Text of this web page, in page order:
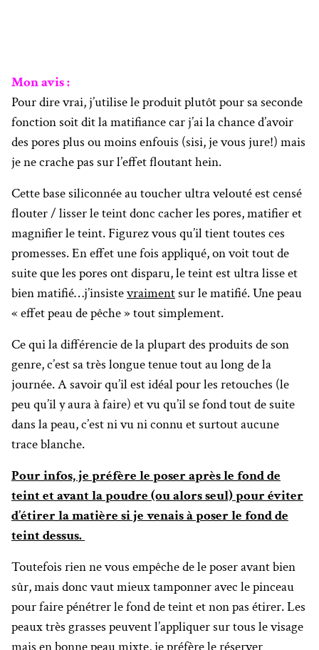
Mon avis :
Pour dire vrai, j’utilise le produit plutôt pour sa seconde
fonction soit dit la matifiance car j’ai la chance d’avoir
des pores plus ou moins enfouis (sisi, je vous jure!) mais
je ne crache pas sur l’effet floutant hein.
Cette base siliconnée au toucher ultra velouté est censé
flouter / lisser le teint donc cacher les pores, matifier et
magnifier le teint. Figurez vous qu’il tient toutes ces
promesses. En effet une fois appliqué, on voit tout de
suite que les pores ont disparu, le teint est ultra lisse et
bien matifié…j’insistevraimentsur le matifié. Une peau
« effet peau de pêche » tout simplement.
Ce qui la différencie de la plupart des produits de son
genre, c’est sa très longue tenue tout au long de la
journée. A savoir qu’il est idéal pour les retouches (le
peu qu’il y aura à faire) et vu qu’il se fond tout de suite
dans la peau, c’est ni vu ni connu et surtout aucune
trace blanche.
Pour infos, je préfère le poser après le fond de
teint et avant la poudre (ou alors seul) pour éviter
d’étirer la matière si je venais à poser le fond de
teint dessus.
Toutefois rien ne vous empêche de le poser avant bien
sûr, mais donc vaut mieux tamponner avec le pinceau
pour faire pénétrer le fond de teint et non pas étirer. Les
peaux très grasses peuvent l’appliquer sur tous le visage